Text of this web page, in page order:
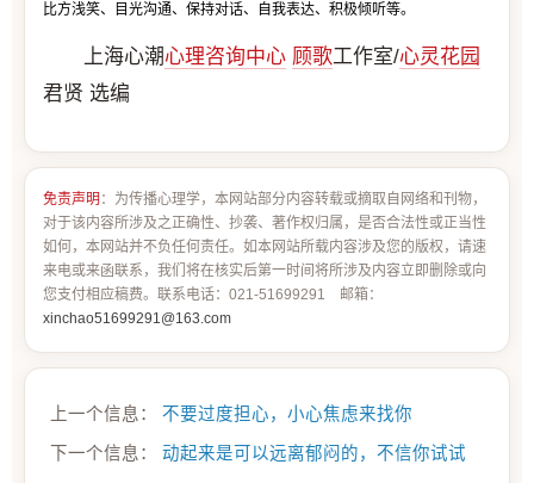
比方浅笑、目光沟通、保持对话、自我表达、积极倾听等。
上海心潮心理咨询中心 顾歌工作室/心灵花园
君贤 选编
免责声明 ：为传播心理学，本网站部分内容转载或摘取自网络和刊物，
对于该内容所涉及之正确性、抄袭、著作权归属，是否合法性或正当性
如何，本网站并不负任何责任。如本网站所载内容涉及您的版权，请速
来电或来函联系，我们将在核实后第一时间将所涉及内容立即删除或向
您支付相应稿费。联系电话：021-51699291 邮箱：
xinchao51699291@163.com
上一个信息： 不要过度担心，小心焦虑来找你
下一个信息： 动起来是可以远离郁闷的，不信你试试